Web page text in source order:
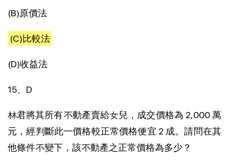
(B)原價法
(C)比較法
(D)收益法
15、D
林君將其所有不動產賣給女兒，成交價格為 2,000 萬
元，經判斷此一價格較正常價格便宜 2 成。請問在其
他條件不變下，該不動產之正常價格為多少？